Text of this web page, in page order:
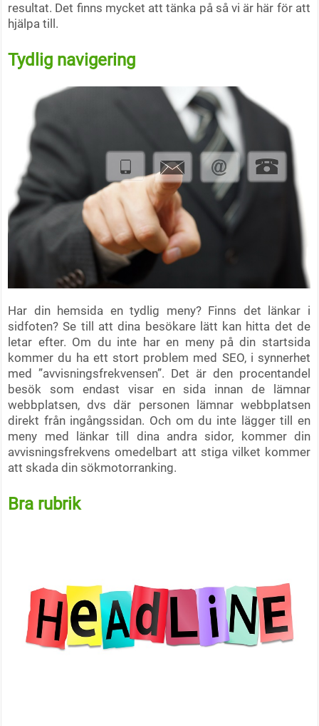
resultat. Det finns mycket att tänka på så vi är här för att
hjälpa till.
Tydlig navigering
Har din hemsida en tydlig meny? Finns det länkar i
sidfoten? Se till att dina besökare lätt kan hitta det de
letar efter. Om du inte har en meny på din startsida
kommer du ha ett stort problem med SEO, i synnerhet
med ”avvisningsfrekvensen”. Det är den procentandel
besök som endast visar en sida innan de lämnar
webbplatsen, dvs där personen lämnar webbplatsen
direkt från ingångssidan. Och om du inte lägger till en
meny med länkar till dina andra sidor, kommer din
avvisningsfrekvens omedelbart att stiga vilket kommer
att skada din sökmotorranking.
Bra rubrik